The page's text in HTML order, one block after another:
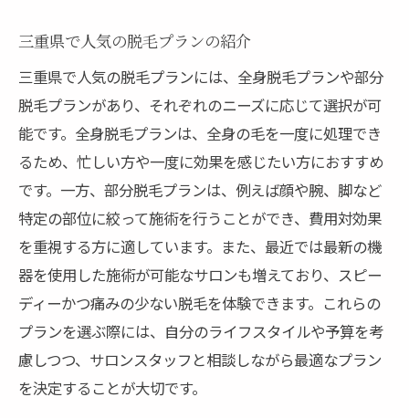
三重県で人気の脱毛プランの紹介
三重県で人気の脱毛プランには、全身脱毛プランや部分
脱毛プランがあり、それぞれのニーズに応じて選択が可
能です。全身脱毛プランは、全身の毛を一度に処理でき
るため、忙しい方や一度に効果を感じたい方におすすめ
です。一方、部分脱毛プランは、例えば顔や腕、脚など
特定の部位に絞って施術を行うことができ、費用対効果
を重視する方に適しています。また、最近では最新の機
器を使用した施術が可能なサロンも増えており、スピー
ディーかつ痛みの少ない脱毛を体験できます。これらの
プランを選ぶ際には、自分のライフスタイルや予算を考
慮しつつ、サロンスタッフと相談しながら最適なプラン
を決定することが大切です。